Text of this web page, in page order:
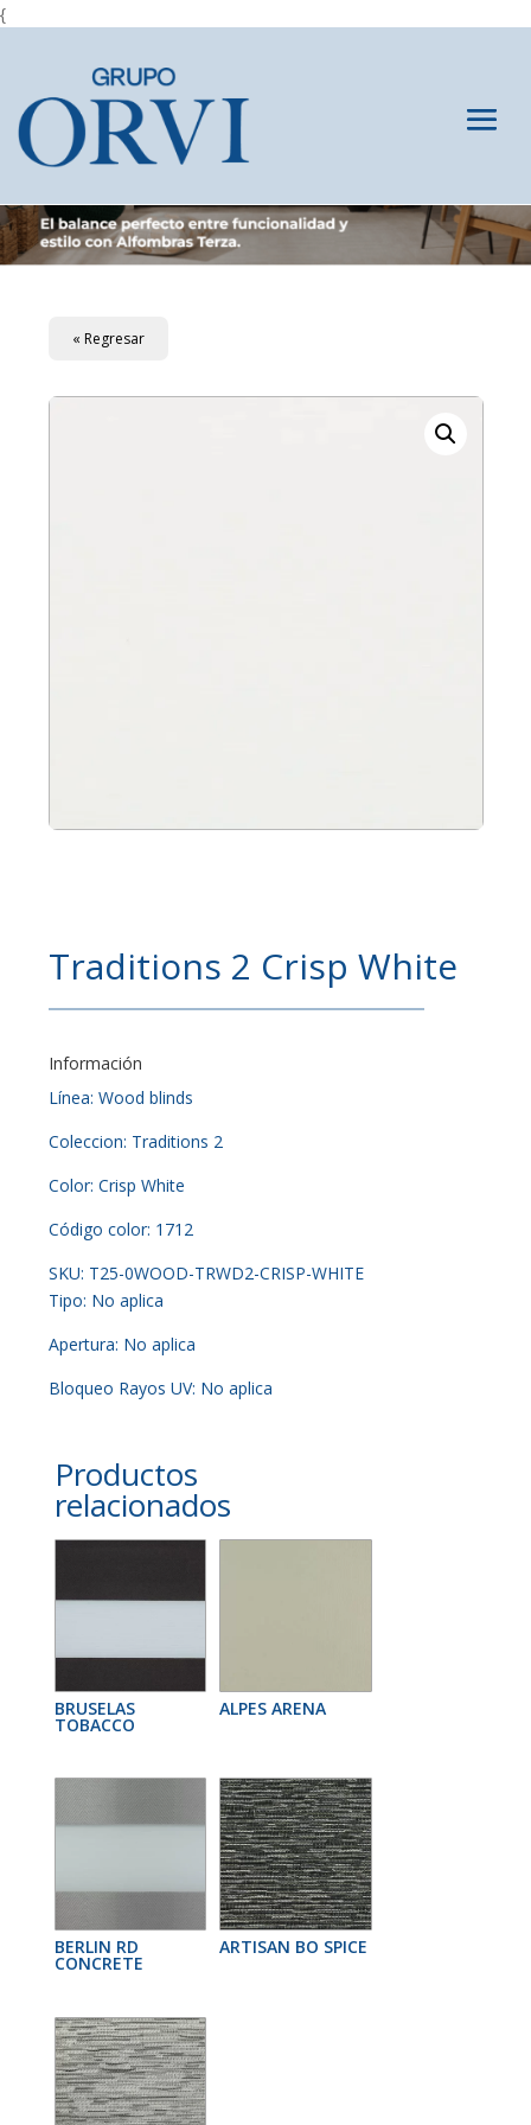
{
« Regresar
Traditions 2 Crisp White
Información
Línea: Wood blinds
Coleccion: Traditions 2
Color: Crisp White
Código color: 1712
SKU: T25-0WOOD-TRWD2-CRISP-WHITE
Tipo: No aplica
Apertura: No aplica
Bloqueo Rayos UV: No aplica
Productos
relacionados
BRUSELAS
TOBACCO
ALPES ARENA
BERLIN RD
CONCRETE
ARTISAN BO SPICE